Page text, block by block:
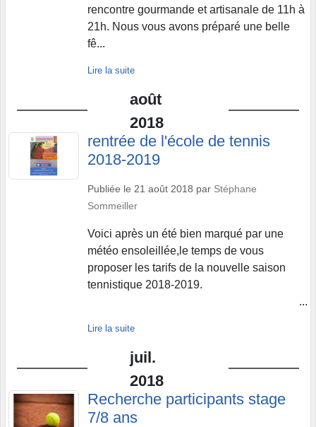
rencontre gourmande et artisanale de 11h à
21h. Nous vous avons préparé une belle
fê...
Lire la suite
août
2018
rentrée de l'école de tennis
2018-2019
Publiée le 21 août 2018 par Stéphane
Sommeiller
Voici après un été bien marqué par une
météo ensoleillée,le temps de vous
proposer les tarifs de la nouvelle saison
tennistique 2018-2019.
...
Lire la suite
juil.
2018
Recherche participants stage
7/8 ans